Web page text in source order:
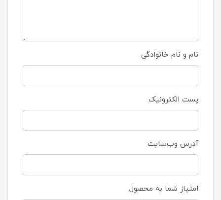
نام و نام خانوادگی
پست الکترونیک
آدرس وب‌سایت
امتیاز شما به محصول